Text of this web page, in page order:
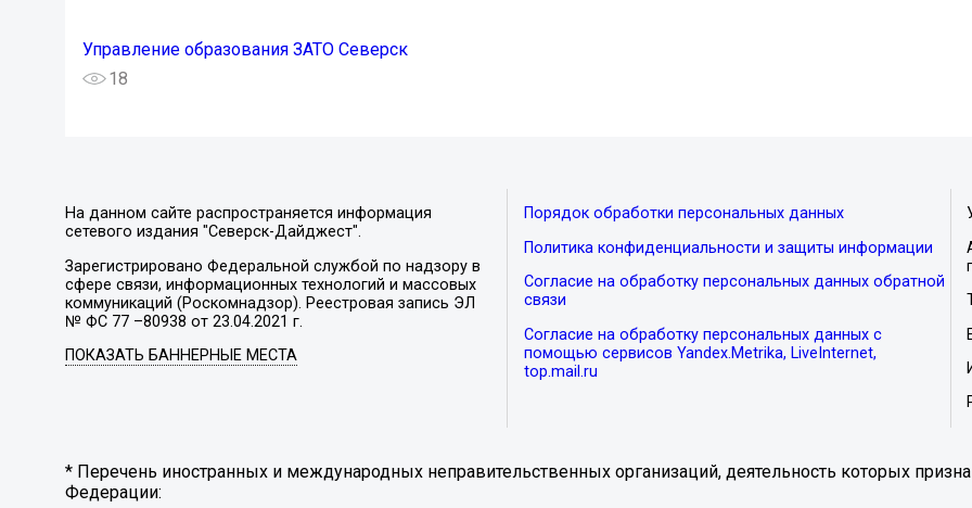
Управление образования ЗАТО Северск
18
На данном сайте распространяется информация
сетевого издания "Северск-Дайджест".
Зарегистрировано Федеральной службой по надзору в
сфере связи, информационных технологий и массовых
коммуникаций (Роскомнадзор). Реестровая запись ЭЛ
№ ФС 77 –80938 от 23.04.2021 г.
ПОКАЗАТЬ БАННЕРНЫЕ МЕСТА
Порядок обработки персональных данных
Политика конфиденциальности и защиты информации
Согласие на обработку персональных данных обратной
связи
Согласие на обработку персональных данных с
помощью сервисов Yandex.Metrika, LiveInternet,
top.mail.ru
* Перечень иностранных и международных неправительственных организаций, деятельность которых
Федерации: